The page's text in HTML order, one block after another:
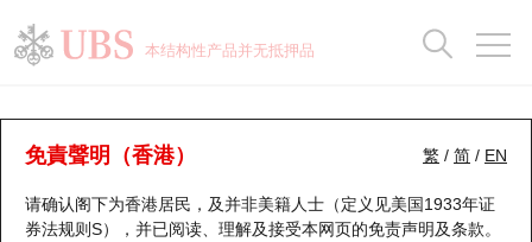
本结构性产品并无抵押品
繁 / 简 / EN
免責聲明（香港）
请确认阁下为香港居民，及并非美籍人士（定义见美国1933年证
券法规则S），并已阅读、理解及接受本网页的免责声明及条款。
牛熊证分析仪
表现 街货统计 比较
瑞银认股证一览
新发行瑞银认股证
街货统计
比较
牛熊全景快搜
牛熊证搜寻
街货统计
比较
十大升幅/跌幅
十大认股证成交分布
正股分析仪
二十大活跃股份
持股比重
显示所有持股比重
每月轮证大市专题
轮证专栏